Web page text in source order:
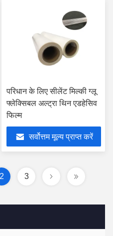
परिधान के लिए सीलेंट मिल्की ग्लू
फ्लेक्सिबल अल्ट्रा थिन एडहेसिव
फिल्म
सर्वोत्तम मूल्य प्राप्त करें
2 3